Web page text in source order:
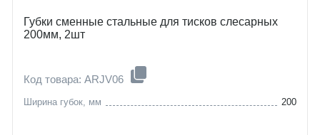
Губки сменные стальные для тисков слесарных
200мм, 2шт
Код товара: ARJV06
Ширина губок, мм 200